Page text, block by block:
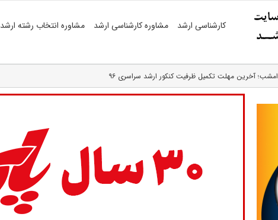
کارشناسی ارشد مشاوره کارشناسی ارشد مشاوره انتخاب رشته ارشد
امشب؛ آخرین مهلت تکمیل ظرفیت کنکور ارشد سراسری ۹۶